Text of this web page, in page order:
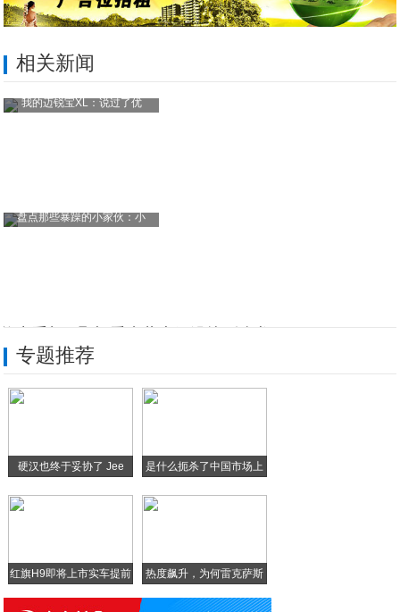
相关新闻
我的迈锐宝XL：说过了优
盘点那些暴躁的小家伙：小
vivo携手京东、迪信通开启2018趣炫
主流家庭的一致选择--Jeep大指挥官
专题推荐
硬汉也终于妥协了 Jee
是什么扼杀了中国市场上
红旗H9即将上市实车提前
热度飙升，为何雷克萨斯